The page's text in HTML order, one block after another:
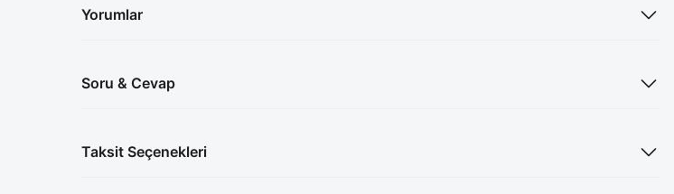
Yorumlar
Soru & Cevap
Taksit Seçenekleri